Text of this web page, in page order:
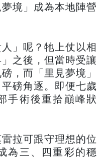
境」成為本地陣營
」呢？牠上仗以相
之後，但當時受讓
，而「里見夢境」
磅角逐。即便七歲
手術後重拾巔峰狀
拉可跟守理想的位
為三、四重彩的穩